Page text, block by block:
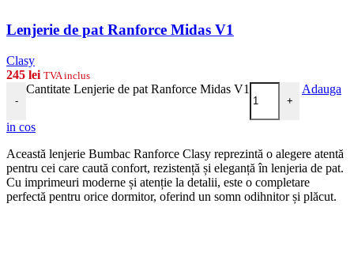
Lenjerie de pat Ranforce Midas V1
Clasy
245 lei TVA inclus
-
Cantitate Lenjerie de pat Ranforce Midas V1
+
Adauga
in cos
Această lenjerie Bumbac Ranforce Clasy reprezintă o alegere atentă
pentru cei care caută confort, rezistență și eleganță în lenjeria de pat.
Cu imprimeuri moderne și atenție la detalii, este o completare
perfectă pentru orice dormitor, oferind un somn odihnitor și plăcut.